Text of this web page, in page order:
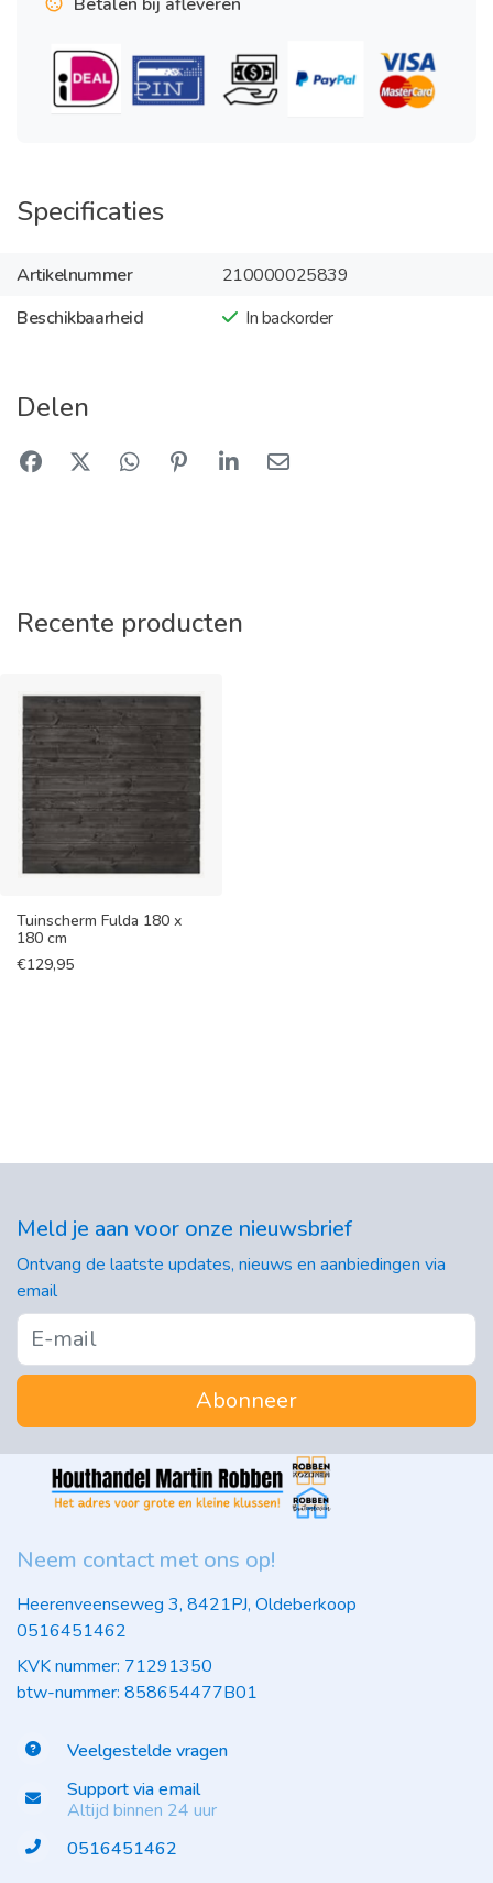
Specificaties
Artikelnummer
210000025839
Beschikbaarheid
In backorder
Delen
Recente producten
Tuinscherm Fulda 180 x
180 cm
€129,95
Meld je aan voor onze nieuwsbrief
Ontvang de laatste updates, nieuws en aanbiedingen via
email
Abonneer
Neem contact met ons op!
Heerenveenseweg 3, 8421PJ, Oldeberkoop
0516451462
KVK nummer: 71291350
btw-nummer: 858654477B01
Veelgestelde vragen
Support via email
Altijd binnen 24 uur
0516451462